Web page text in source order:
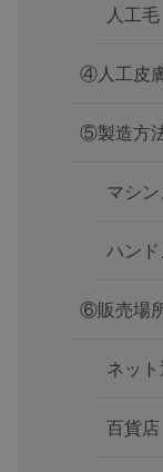
人工毛
④人工皮
⑤製造方
マシ
ハン
⑥販売場
ネッ
百貨店